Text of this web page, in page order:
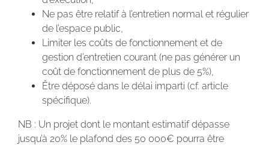
Ne pas être relatif à l’entretien normal et régulier
de l’espace public,
Limiter les coûts de fonctionnement et de
gestion d’entretien courant (ne pas générer un
coût de fonctionnement de plus de 5%),
Être déposé dans le délai imparti (cf. article
spécifique).
NB : Un projet dont le montant estimatif dépasse
jusqu’à 20% le plafond des 50 000€ pourra être